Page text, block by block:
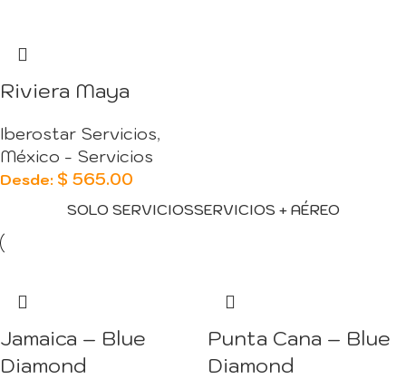
Riviera Maya
Iberostar Servicios,
México - Servicios
Desde: $ 565.00
SOLO SERVICIOSSERVICIOS + AÉREO
Jamaica – Blue
Diamond
Punta Cana – Blue
Diamond